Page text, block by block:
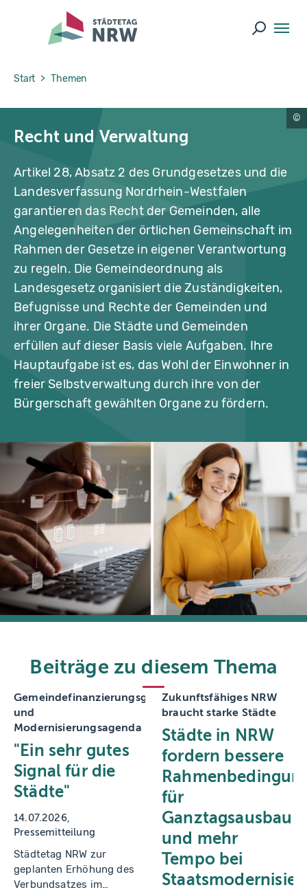
Skip to main navigation
Skip to main content
Skip to page footer
Suche
You are here:
Start Themen
Recht und Verwaltung
Artikel 28, Absatz 2 des Grundgesetzes und die
Landesverfassung Nordrhein-Westfalen
garantieren das Recht der Gemeinden, alle
Angelegenheiten der örtlichen Gemeinschaft im
Rahmen der Gesetze in eigener Verantwortung
zu regeln. Die Gemeindeordnung als
Landesgesetz organisiert die Zuständigkeiten,
Befugnisse und Rechte der Gemeinden und
ihrer Organe. Die Städte und Gemeinden
erfüllen auf dieser Basis viele Aufgaben. Ihre
Hauptaufgabe ist es, das Wohl der Einwohner in
freier Selbstverwaltung durch ihre von der
Bürgerschaft gewählten Organe zu fördern.
o
r
k
s
tt
s
o
d
o
b
c
Beiträge zu diesem Thema
Gemeindefinanzierungsgesetz
und
Modernisierungsagenda
"Ein sehr gutes
Signal für die
Städte"
14.07.2026
Pressemitteilung
Städtetag NRW zur
geplanten Erhöhung des
Verbundsatzes im
Zukunftsfähiges NRW
braucht starke Städte
Städte in NRW
fordern bessere
für
Ganztagsausbau
und mehr
Tempo bei